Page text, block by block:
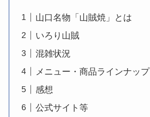
山口名物「山賊焼」とは
いろり山賊
混雑状況
メニュー・商品ラインナップ
感想
公式サイト等